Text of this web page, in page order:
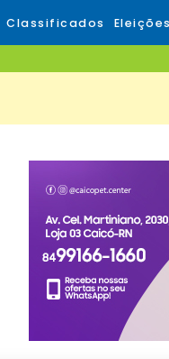
Classificados Eleições